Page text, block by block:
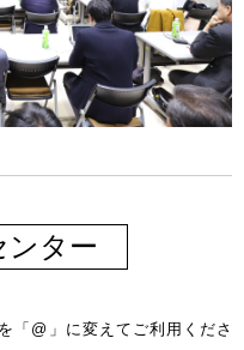
ンター
「@」に変えてご利用くださ